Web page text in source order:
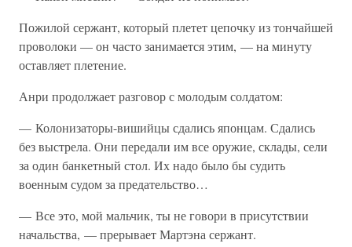
Пожилой сержант, который плетет цепочку из тончайшей
проволоки — он часто занимается этим, — на минуту
оставляет плетение.
Анри продолжает разговор с молодым солдатом:
— Колонизаторы-вишийцы сдались японцам. Сдались
без выстрела. Они передали им все оружие, склады, сели
за один банкетный стол. Их надо было бы судить
военным судом за предательство…
— Все это, мой мальчик, ты не говори в присутствии
начальства, — прерывает Мартэна сержант.